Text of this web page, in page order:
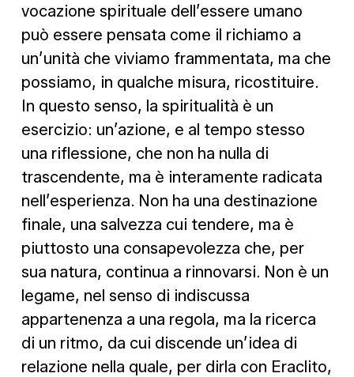
vocazione spirituale dell’essere umano
può essere pensata come il richiamo a
un’unità che viviamo frammentata, ma che
possiamo, in qualche misura, ricostituire.
In questo senso, la spiritualità è un
esercizio: un’azione, e al tempo stesso
una riflessione, che non ha nulla di
trascendente, ma è interamente radicata
nell’esperienza. Non ha una destinazione
finale, una salvezza cui tendere, ma è
piuttosto una consapevolezza che, per
sua natura, continua a rinnovarsi. Non è un
legame, nel senso di indiscussa
appartenenza a una regola, ma la ricerca
di un ritmo, da cui discende un’idea di
relazione nella quale, per dirla con Eraclito,